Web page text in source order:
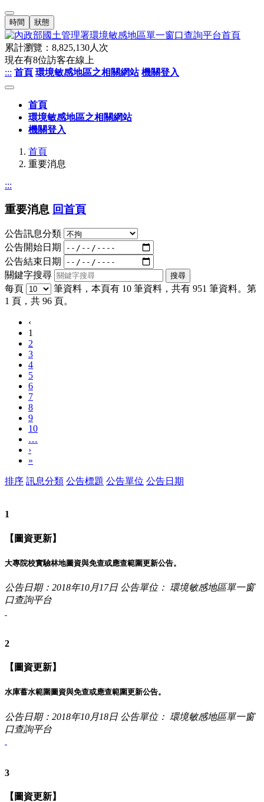
時間 狀態
累計瀏覽： 8,825,130人次
現在有8位訪客在線上
::: 首頁 環境敏感地區之相關網站 機關登入
首頁
環境敏感地區之相關網站
機關登入
首頁
重要消息
:::
重要消息 回首頁
公告訊息分類
公告開始日期
公告結束日期
關鍵字搜尋
每頁
筆資料，本頁有 10 筆資料，共有 951 筆資料。第
1 頁，共 96 頁。
‹
1
2
3
4
5
6
7
8
9
10
…
›
»
排序 訊息分類 公告標題 公告單位 公告日期
1
【圖資更新】
大專院校實驗林地圖資與免查或應查範圍更新公告。
公告日期：2018年10月17日 公告單位： 環境敏感地區單一窗
口查詢平台
2
【圖資更新】
水庫蓄水範圍圖資與免查或應查範圍更新公告。
公告日期：2018年10月18日 公告單位： 環境敏感地區單一窗
口查詢平台
3
【圖資更新】